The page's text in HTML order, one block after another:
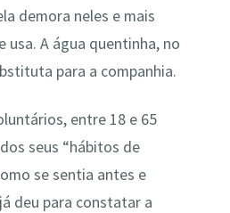
demora neles e mais
usa. A água quentinha, no
para a companhia.
entre 18 e 65
seus “hábitos de
se sentia antes e
deu para constatar a